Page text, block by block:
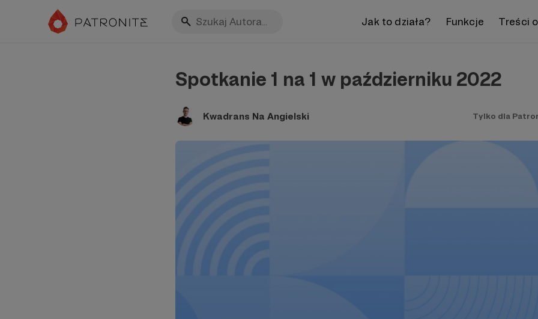
Jak to działa? Funkcje Treści
Spotkanie 1 na 1 w październiku 2022
Kwadrans Na Angielski Tylko dla